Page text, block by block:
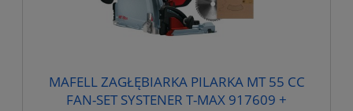
MAFELL ZAGŁĘBIARKA PILARKA MT 55 CC
FAN-SET SYSTENER T-MAX 917609 +